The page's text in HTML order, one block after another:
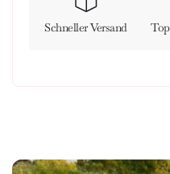
Schneller Versand